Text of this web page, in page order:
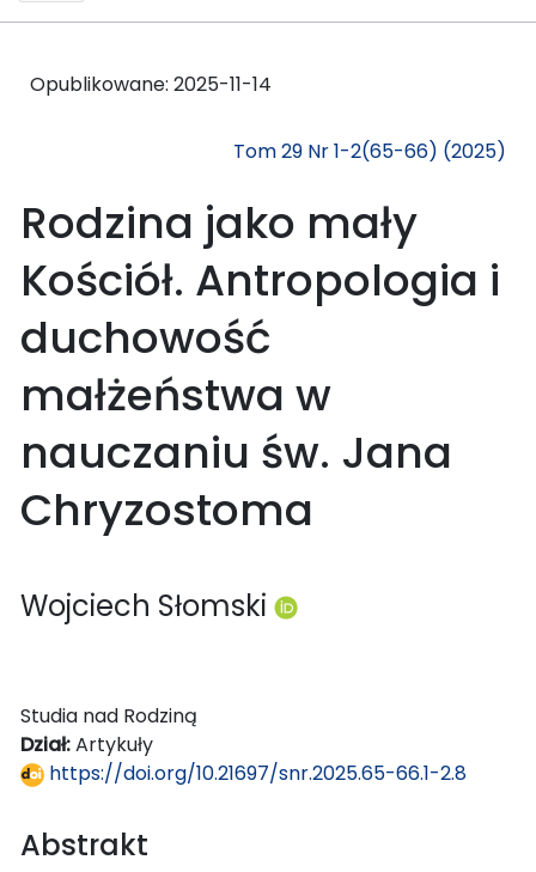
Opublikowane: 2025-11-14
Tom 29 Nr 1-2(65-66) (2025)
Rodzina jako mały
Kościół. Antropologia i
duchowość
małżeństwa w
nauczaniu św. Jana
Chryzostoma
Wojciech Słomski
Studia nad Rodziną
Dział:Artykuły
https://doi.org/10.21697/snr.2025.65-66.1-2.8
Abstrakt